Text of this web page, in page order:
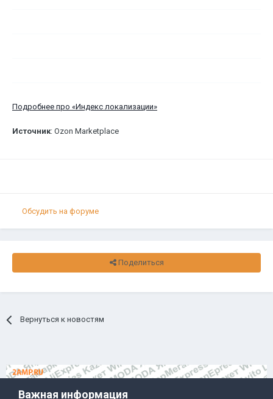
Подробнее про «Индекс локализации»
Источник: Ozon Marketplace
Обсудить на форуме
Поделиться
Вернуться к новостям
Важная информация